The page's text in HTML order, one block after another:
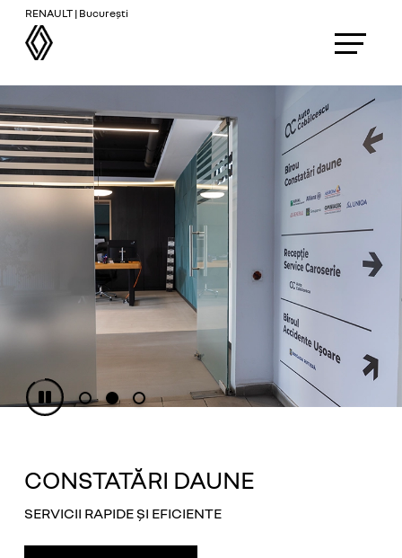
RENAULT | București
CONSTATĂRI DAUNE
SERVICII RAPIDE ȘI EFICIENTE